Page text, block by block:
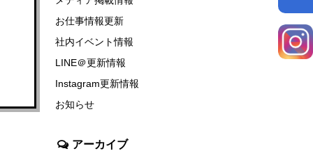
お仕事情報更新
社内イベント情報
LINE＠更新情報
Instagram更新情報
お知らせ
アーカイブ